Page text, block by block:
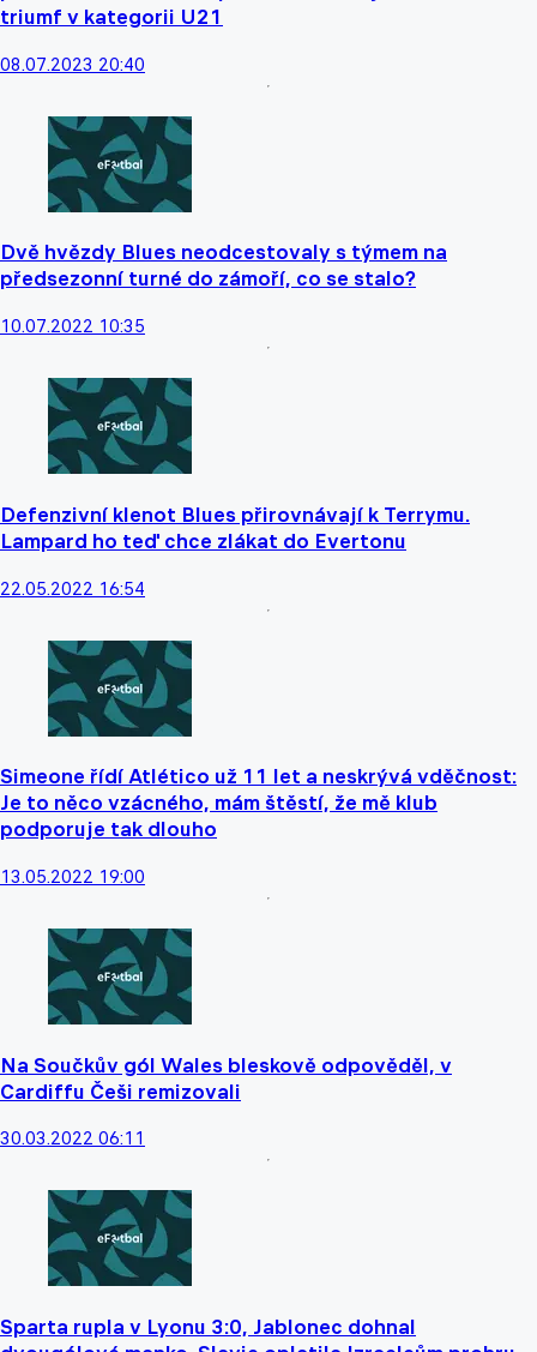
triumf v kategorii U21
08.07.2023 20:40
Dvě hvězdy Blues neodcestovaly s týmem na
předsezonní turné do zámoří, co se stalo?
10.07.2022 10:35
Defenzivní klenot Blues přirovnávají k Terrymu.
Lampard ho teď chce zlákat do Evertonu
22.05.2022 16:54
Simeone řídí Atlético už 11 let a neskrývá vděčnost:
Je to něco vzácného, mám štěstí, že mě klub
podporuje tak dlouho
13.05.2022 19:00
Na Součkův gól Wales bleskově odpověděl, v
Cardiffu Češi remizovali
30.03.2022 06:11
Sparta rupla v Lyonu 3:0, Jablonec dohnal